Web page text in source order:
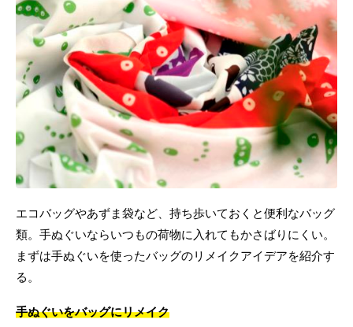
エコバッグやあずま袋など、持ち歩いておくと便利なバッグ
類。手ぬぐいならいつもの荷物に入れてもかさばりにくい。
まずは手ぬぐいを使ったバッグのリメイクアイデアを紹介す
る。
手ぬぐいをバッグにリメイク